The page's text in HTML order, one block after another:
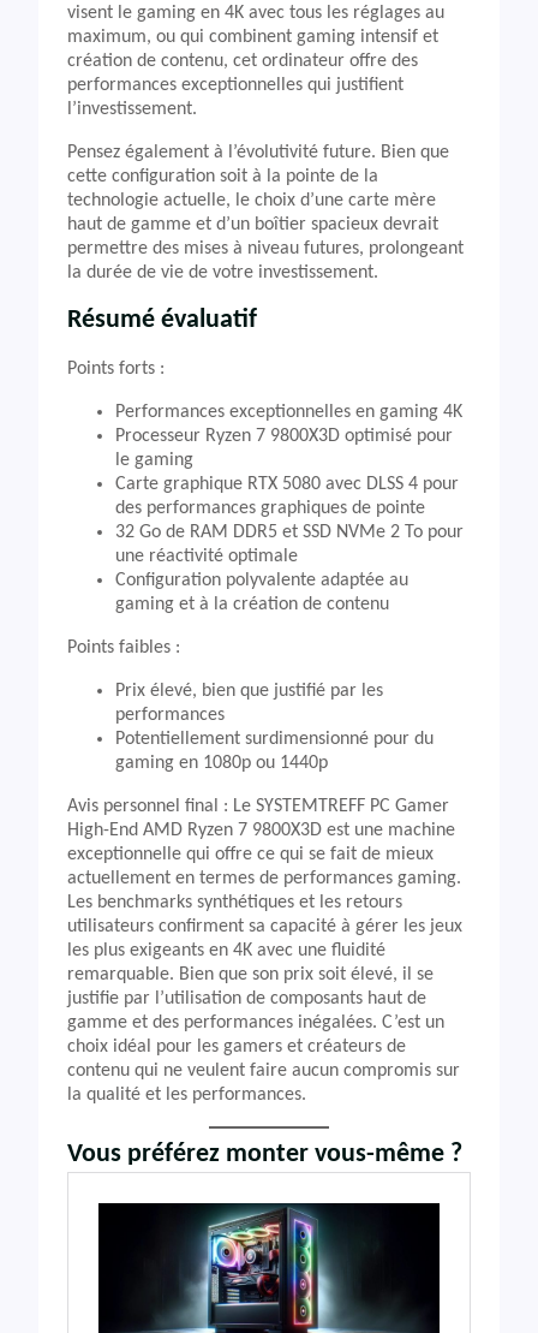
visent le gaming en 4K avec tous les réglages au
maximum, ou qui combinent gaming intensif et
création de contenu, cet ordinateur offre des
performances exceptionnelles qui justifient
l’investissement.
Pensez également à l’évolutivité future. Bien que
cette configuration soit à la pointe de la
technologie actuelle, le choix d’une carte mère
haut de gamme et d’un boîtier spacieux devrait
permettre des mises à niveau futures, prolongeant
la durée de vie de votre investissement.
Résumé évaluatif
Points forts :
Performances exceptionnelles en gaming 4K
Processeur Ryzen 7 9800X3D optimisé pour
le gaming
Carte graphique RTX 5080 avec DLSS 4 pour
des performances graphiques de pointe
32 Go de RAM DDR5 et SSD NVMe 2 To pour
une réactivité optimale
Configuration polyvalente adaptée au
gaming et à la création de contenu
Points faibles :
Prix élevé, bien que justifié par les
performances
Potentiellement surdimensionné pour du
gaming en 1080p ou 1440p
Avis personnel final : Le SYSTEMTREFF PC Gamer
High-End AMD Ryzen 7 9800X3D est une machine
exceptionnelle qui offre ce qui se fait de mieux
actuellement en termes de performances gaming.
Les benchmarks synthétiques et les retours
utilisateurs confirment sa capacité à gérer les jeux
les plus exigeants en 4K avec une fluidité
remarquable. Bien que son prix soit élevé, il se
justifie par l’utilisation de composants haut de
gamme et des performances inégalées. C’est un
choix idéal pour les gamers et créateurs de
contenu qui ne veulent faire aucun compromis sur
la qualité et les performances.
Vous préférez monter vous-même ?